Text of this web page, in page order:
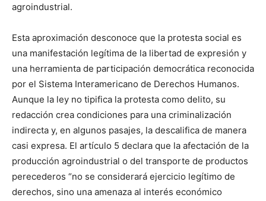
agroindustrial.
Esta aproximación desconoce que la protesta social es
una manifestación legítima de la libertad de expresión y
una herramienta de participación democrática reconocida
por el Sistema Interamericano de Derechos Humanos.
Aunque la ley no tipifica la protesta como delito, su
redacción crea condiciones para una criminalización
indirecta y, en algunos pasajes, la descalifica de manera
casi expresa. El artículo 5 declara que la afectación de la
producción agroindustrial o del transporte de productos
perecederos “no se considerará ejercicio legítimo de
derechos, sino una amenaza al interés económico